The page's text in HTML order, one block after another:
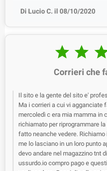
Di Lucio C. il 08/10/2020
 
Corrieri che
Il sito e la gente del sito e'
Ma i corrieri a cui vi agganciate
mercoledì c era mia mamma in
richiamato per riprogrammare
fatto neanche vedere.
me lo lasciano in un loro punto
devo andare nel magazzino tnt
ussurdo.io compro pago e